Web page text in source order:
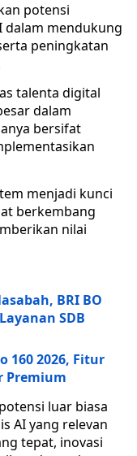
potensi
dalam mendukung
peningkatan
talenta digital
dalam
bersifat
menjadi kunci
berkembang
nilai
BRI BO
SDB
160 2026, Fitur
Premium
luar biasa
AI yang relevan
tepat, inovasi